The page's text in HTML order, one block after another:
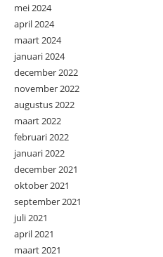
mei 2024
april 2024
maart 2024
januari 2024
december 2022
november 2022
augustus 2022
maart 2022
februari 2022
januari 2022
december 2021
oktober 2021
september 2021
juli 2021
april 2021
maart 2021